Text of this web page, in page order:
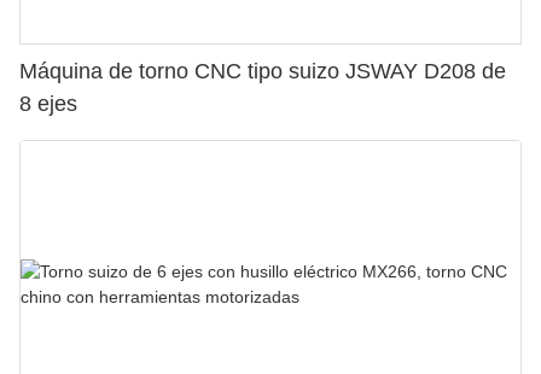
Máquina de torno CNC tipo suizo JSWAY D208 de
8 ejes